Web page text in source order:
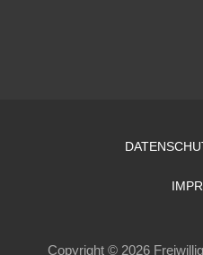
Copyright © 2026